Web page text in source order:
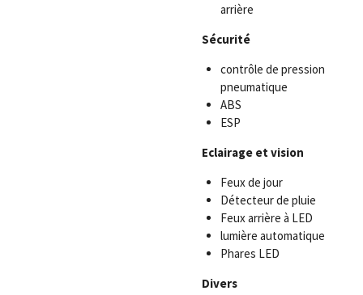
arrière
Sécurité
contrôle de pression
pneumatique
ABS
ESP
Eclairage et vision
Feux de jour
Détecteur de pluie
Feux arrière à LED
lumière automatique
Phares LED
Divers